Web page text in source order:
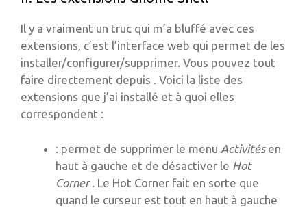
Il y a vraiment un truc qui m’a bluffé avec ces
extensions, c’est l’interface web qui permet de les
installer/configurer/supprimer. Vous pouvez tout
faire directement depuis . Voici la liste des
extensions que j’ai installé et à quoi elles
correspondent :
: permet de supprimer le menu Activités en
haut à gauche et de désactiver le Hot
Corner . Le Hot Corner fait en sorte que
quand le curseur est tout en haut à gauche